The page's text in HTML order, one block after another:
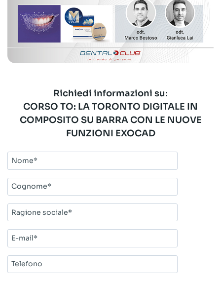
Richiedi informazioni su:
CORSO TO: LA TORONTO DIGITALE IN
COMPOSITO SU BARRA CON LE NUOVE
FUNZIONI EXOCAD
Nome*
Cognome*
Ragione
sociale*
E-
mail*
Telefono